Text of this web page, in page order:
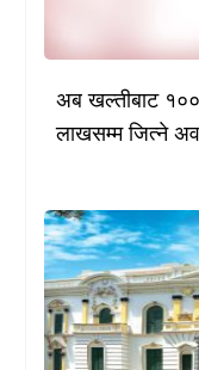
अब खल्तीबाट १००
लाखसम्म जित्ने